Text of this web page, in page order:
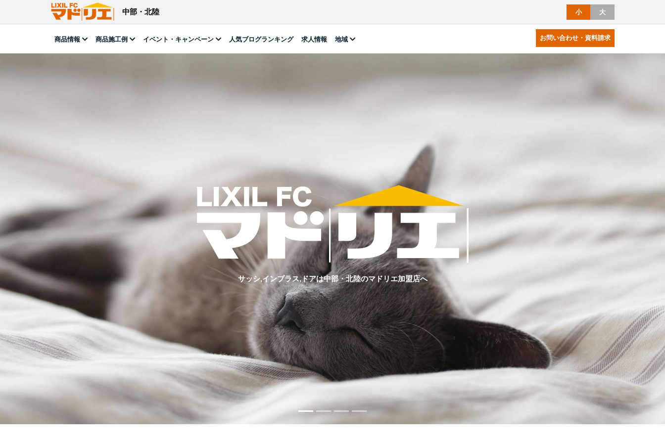
中部・北陸 小 大
商品情報 商品施工例 イベント・キャンペーン 人気ブログランキング 求人情報 地域 お問い合わせ・資料請求
サッシ,インプラス,ドアは中部・北陸のマドリエ加盟店へ